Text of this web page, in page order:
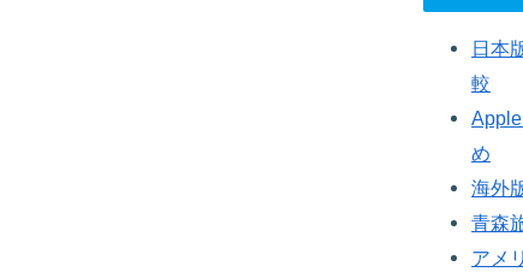
日本
較
め
海外
青森
アメ